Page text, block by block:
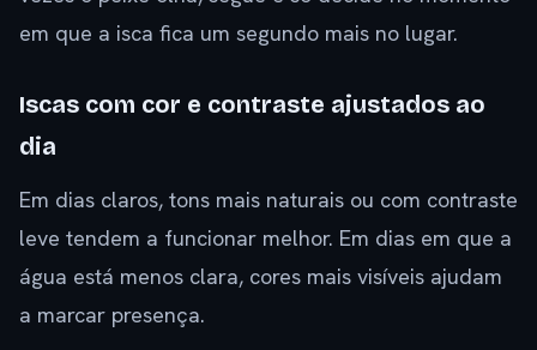
em que a isca fica um segundo mais no lugar.
Iscas com cor e contraste ajustados ao
dia
Em dias claros, tons mais naturais ou com contraste
leve tendem a funcionar melhor. Em dias em que a
água está menos clara, cores mais visíveis ajudam
a marcar presença.